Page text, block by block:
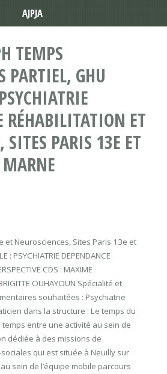
TEMPS
PARTIEL, GHU
RÉHABILITATION ET
SITES PARIS 13E ET
et Neurosciences, Sites Paris 13e et
PSYCHIATRIE DEPENDANCE
CDS : MAXIME
OUHAYOUN Spécialité et
souhaitées : Psychiatrie
dans la structure : Le temps du
entre une activité au sein de
dédiée à des missions de
qui est située à Neuilly sur
sein de l’équipe mobile parcours
AJPJA